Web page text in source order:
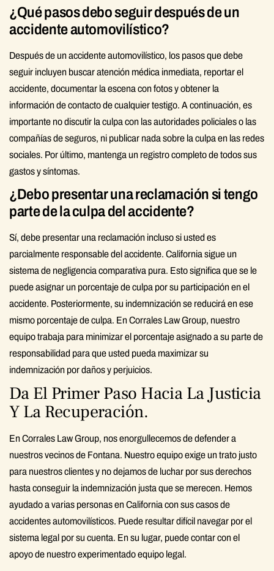
¿Qué pasos debo seguir después de un
accidente automovilístico?
Después de un accidente automovilístico, los pasos que debe
seguir incluyen buscar atención médica inmediata, reportar el
accidente, documentar la escena con fotos y obtener la
información de contacto de cualquier testigo. A continuación, es
importante no discutir la culpa con las autoridades policiales o las
compañías de seguros, ni publicar nada sobre la culpa en las redes
sociales. Por último, mantenga un registro completo de todos sus
gastos y síntomas.
¿Debo presentar una reclamación si tengo
parte de la culpa del accidente?
Sí, debe presentar una reclamación incluso si usted es
parcialmente responsable del accidente. California sigue un
sistema de negligencia comparativa pura. Esto significa que se le
puede asignar un porcentaje de culpa por su participación en el
accidente. Posteriormente, su indemnización se reducirá en ese
mismo porcentaje de culpa. En Corrales Law Group, nuestro
equipo trabaja para minimizar el porcentaje asignado a su parte de
responsabilidad para que usted pueda maximizar su
indemnización por daños y perjuicios.
Da El Primer Paso Hacia La Justicia
Y La Recuperación.
En Corrales Law Group, nos enorgullecemos de defender a
nuestros vecinos de Fontana. Nuestro equipo exige un trato justo
para nuestros clientes y no dejamos de luchar por sus derechos
hasta conseguir la indemnización justa que se merecen. Hemos
ayudado a varias personas en California con sus casos de
accidentes automovilísticos. Puede resultar difícil navegar por el
sistema legal por su cuenta. En su lugar, puede contar con el
apoyo de nuestro experimentado equipo legal.